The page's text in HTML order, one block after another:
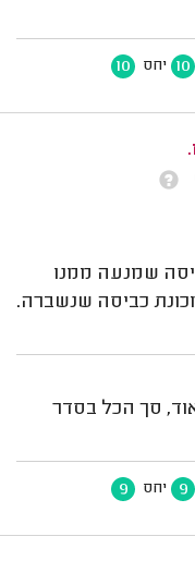
10 יחס 10
שמנעה ממנו
כביסה שנשברה.
סך הכל בסדר
9 יחס 9